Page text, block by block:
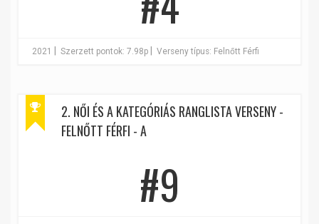
2021 Szerzett pontok: 7.98p Verseny típus: Felnőtt Férfi
2. NŐI ÉS A KATEGÓRIÁS RANGLISTA VERSENY -
FELNŐTT FÉRFI - A
#9